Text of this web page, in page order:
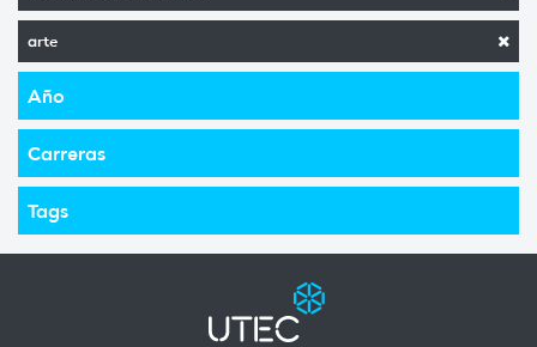
arte
Año
Carreras
Tags